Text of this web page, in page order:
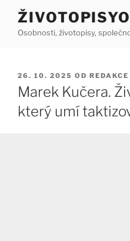
Přejít
obsahuOsobnosti, životopisy,
PUBLIKOVÁNO
26. 10. 2025 OD REDAKCE
Marek Kučera.
který umí